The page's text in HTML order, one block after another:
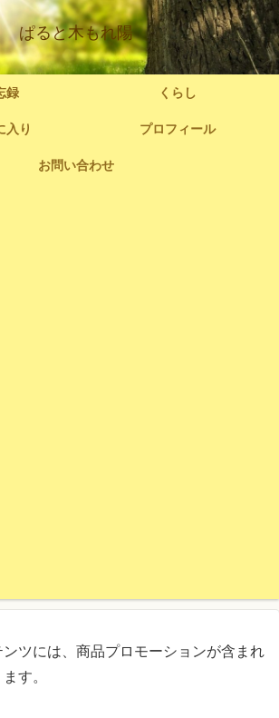
ぱると木もれ陽
録 くらし
入り プロフィール
お問い合わせ
ツには、商品プロモーションが含まれ
す。